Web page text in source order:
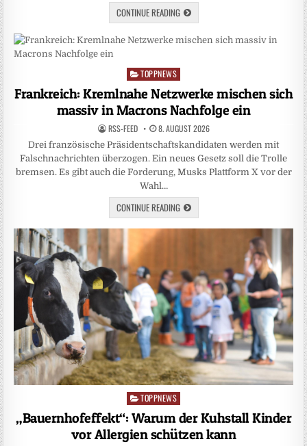
CONTINUE READING
Posted
in
TOPPNEWS
Frankreich: Kremlnahe Netzwerke mischen sich
massiv in Macrons Nachfolge ein
RSS-FEED 8. AUGUST 2026
Drei französische Präsidentschaftskandidaten werden mit
Falschnachrichten überzogen. Ein neues Gesetz soll die Trolle
bremsen. Es gibt auch die Forderung, Musks Plattform X vor der
Wahl…
CONTINUE READING
Posted
in
TOPPNEWS
„Bauernhofeffekt“: Warum der Kuhstall Kinder
vor Allergien schützen kann